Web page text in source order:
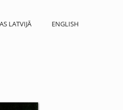
LATVIJĀ ENGLISH